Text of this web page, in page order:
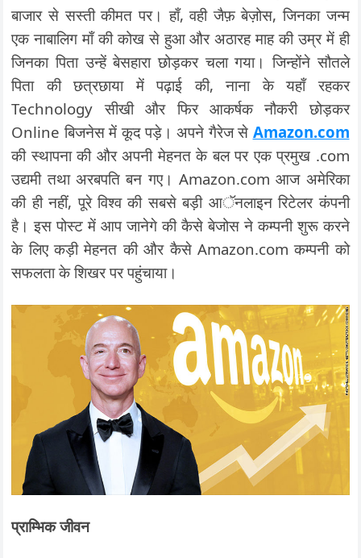
बाजार से सस्ती कीमत पर। हाँ, वही जैफ़ बेज़ोस, जिनका जन्म
एक नाबालिग माँ की कोख से हुआ और अठारह माह की उम्र में ही
जिनका पिता उन्हें बेसहारा छोड़कर चला गया। जिन्होंने सौतले
पिता की छत्रछाया में पढ़ाई की, नाना के यहाँ रहकर
Technology सीखी और फिर आकर्षक नौकरी छोड़कर
Online बिजनेस में कूद पड़े। अपने गैरेज से Amazon.com
की स्थापना की और अपनी मेहनत के बल पर एक प्रमुख .com
उद्यमी तथा अरबपति बन गए। Amazon.com आज अमेरिका
की ही नहीं, पूरे विश्व की सबसे बड़ी आॅनलाइन रिटेलर कंपनी
है। इस पोस्ट में आप जानेगे की कैसे बेजोस ने कम्पनी शुरू करने
के लिए कड़ी मेहनत की और कैसे Amazon.com कम्पनी को
सफलता के शिखर पर पहुंचाया।
प्राम्भिक जीवन